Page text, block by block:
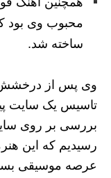
محبوب وی بود
ساخته شد.
وی پس از درخشش
تاسیس یک سایت
بررسی بر روی
رسیدیم که این
عرصه موسیقی